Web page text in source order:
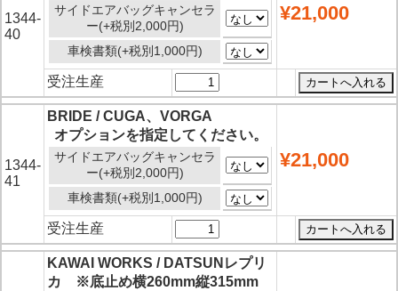
1344-
40
サイドエアバッグキャンセラ
ー(+税別2,000円)
車検書類(+税別1,000円)
¥21,000
受注生産
1344-
41
BRIDE / CUGA、VORGA
オプションを指定してください。
サイドエアバッグキャンセラ
ー(+税別2,000円)
車検書類(+税別1,000円)
¥21,000
受注生産
KAWAI WORKS / DATSUNレプリ
カ ※底止め横260mm縦315mm